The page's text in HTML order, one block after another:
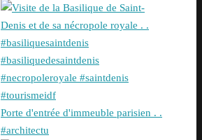
Porte d'entrée d'immeuble parisien . .
#architectu